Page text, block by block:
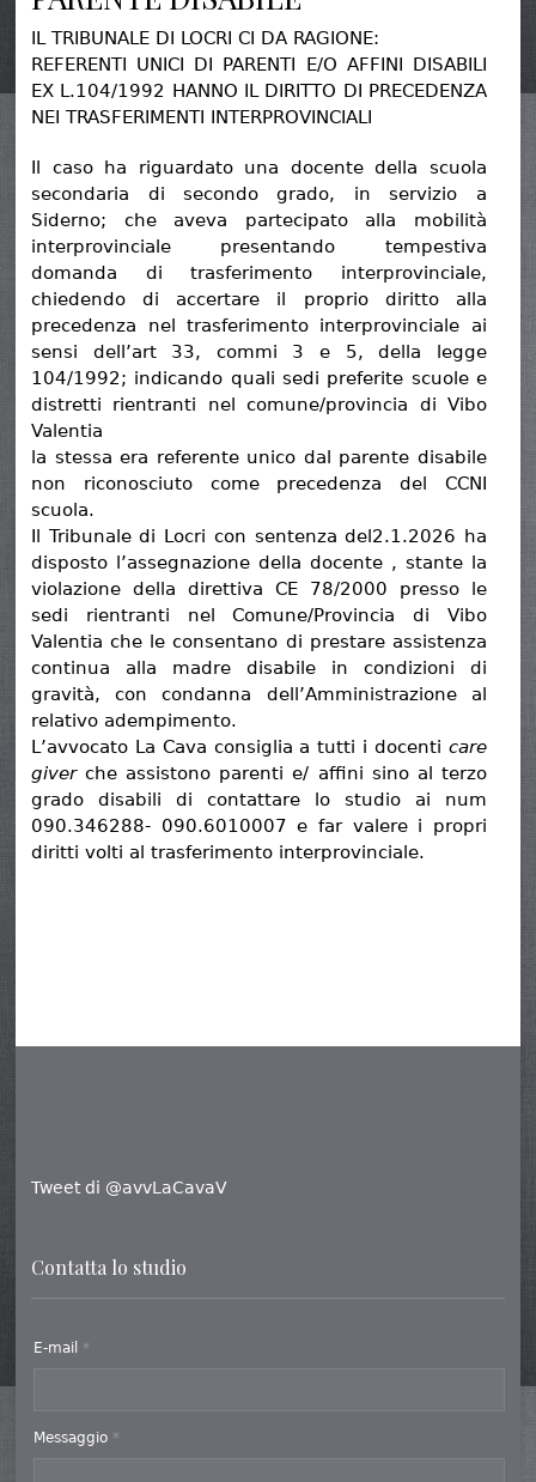
IL TRIBUNALE DI LOCRI CI DA RAGIONE:
REFERENTI UNICI DI PARENTI E/O AFFINI DISABILI
EX L.104/1992 HANNO IL DIRITTO DI PRECEDENZA
NEI TRASFERIMENTI INTERPROVINCIALI
Il caso ha riguardato una docente della scuola
secondaria di secondo grado, in servizio a
Siderno; che aveva partecipato alla mobilità
interprovinciale presentando tempestiva
domanda di trasferimento interprovinciale,
chiedendo di accertare il proprio diritto alla
precedenza nel trasferimento interprovinciale ai
sensi dell’art 33, commi 3 e 5, della legge
104/1992; indicando quali sedi preferite scuole e
distretti rientranti nel comune/provincia di Vibo
Valentia
la stessa era referente unico dal parente disabile
non riconosciuto come precedenza del CCNI
scuola.
Il Tribunale di Locri con sentenza del2.1.2026 ha
disposto l’assegnazione della docente , stante la
violazione della direttiva CE 78/2000 presso le
sedi rientranti nel Comune/Provincia di Vibo
Valentia che le consentano di prestare assistenza
continua alla madre disabile in condizioni di
gravità, con condanna dell’Amministrazione al
relativo adempimento.
L’avvocato La Cava consiglia a tutti i docenti care
giverche assistono parenti e/ affini sino al terzo
grado disabili di contattare lo studio ai num
090.346288- 090.6010007 e far valere i propri
diritti volti al trasferimento interprovinciale.
Tweet di @avvLaCavaV
Contatta lo studio
E-mail *
Messaggio *